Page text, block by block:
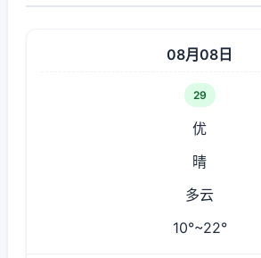
08月08日
29
优
晴
多云
10°~22°